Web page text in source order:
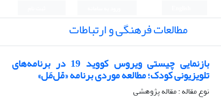
مطالعات فرهنگی و ارتباطات
بازنمایی چیستی ویروس کووید 19 در برنامه‌های
تلویزیونی کودک؛ مطالعه موردی برنامه «مّل‌مَل»
نوع مقاله : مقاله پژوهشی